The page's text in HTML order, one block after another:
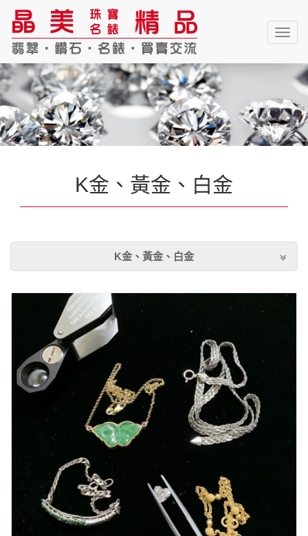
K金、黃金、白金
K金、黃金、白金